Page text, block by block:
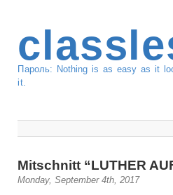
Пароль: Nothing is as easy as it
it.
Mitschnitt “LUTHER
Monday, September 4th, 2017